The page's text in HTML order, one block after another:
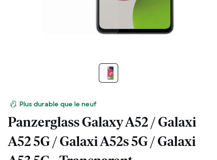
Plus durable que le neuf
Panzerglass Galaxy A52 / Galaxi
A52 5G / Galaxi A52s 5G / Galaxi